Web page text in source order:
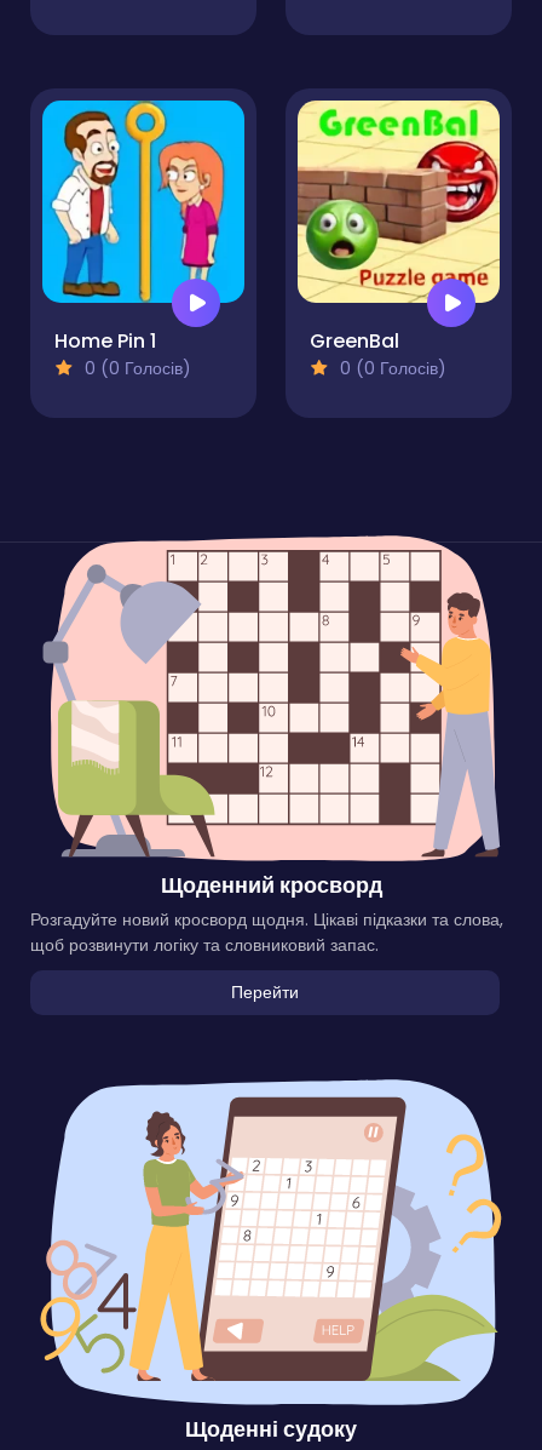
Home Pin 1
0 (0 Голосів)
GreenBal
0 (0 Голосів)
Щоденний кросворд
Розгадуйте новий кросворд щодня. Цікаві підказки та слова,
щоб розвинути логіку та словниковий запас.
Перейти
Щоденні судоку